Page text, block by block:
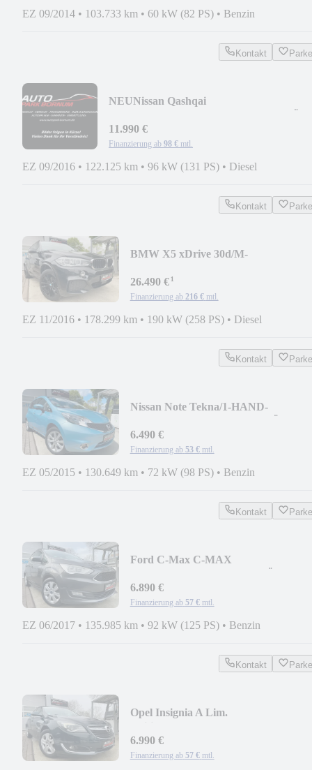
EZ 09/2014 • 103.733 km • 60 kW (82 PS) • Benzin
Kontakt
NEUNissan Qashqai
2027
11.990 €
Finanzierung ab 98 € mtl.
EZ 09/2016 • 122.125 km • 96 kW (131 PS) • Diesel
Kontakt
BMW X5 xDrive 30d/M-
CLOSE/360°KAM
26.490 €¹
Finanzierung ab 216 € mtl.
EZ 11/2016 • 178.299 km • 190 kW (258 PS) • Diesel
Kontakt
Nissan Note Tekna/1-HAND-
6.490 €
Finanzierung ab 53 € mtl.
EZ 05/2015 • 130.649 km • 72 kW (98 PS) • Benzin
Kontakt
Ford C-Max C-MAX
6.890 €
Finanzierung ab 57 € mtl.
EZ 06/2017 • 135.985 km • 92 kW (125 PS) • Benzin
Kontakt
Opel Insignia A Lim.
6.990 €
Finanzierung ab 57 € mtl.